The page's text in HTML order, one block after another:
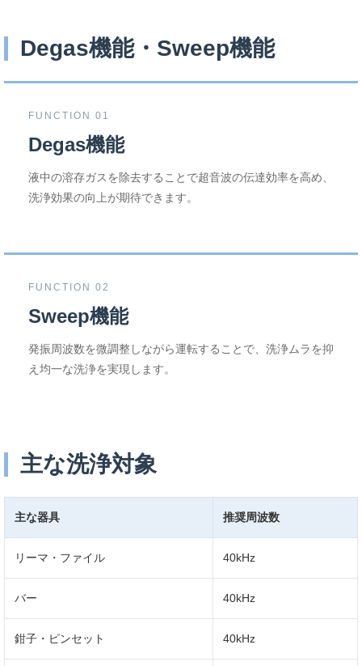
Degas機能・Sweep機能
FUNCTION 01
Degas機能
液中の溶存ガスを除去することで超音波の伝達効率を高め、
洗浄効果の向上が期待できます。
FUNCTION 02
Sweep機能
発振周波数を微調整しながら運転することで、洗浄ムラを抑
え均一な洗浄を実現します。
主な洗浄対象
主な器具 推奨周波数
リーマ・ファイル 40kHz
バー 40kHz
鉗子・ピンセット 40kHz